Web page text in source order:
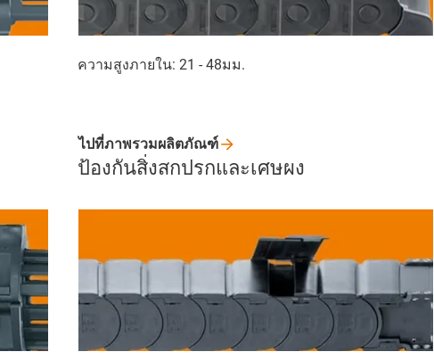
ความสูงภายใน: 21 - 48มม.
ป้องกันสิ่งสกปรกและเศษผง
ไปที่ภาพรวมผลิตภัณฑ์